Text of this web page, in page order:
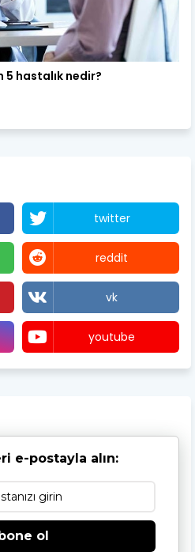
5 hastalık nedir?
twitter
reddit
vk
youtube
e-postayla alın:
ol